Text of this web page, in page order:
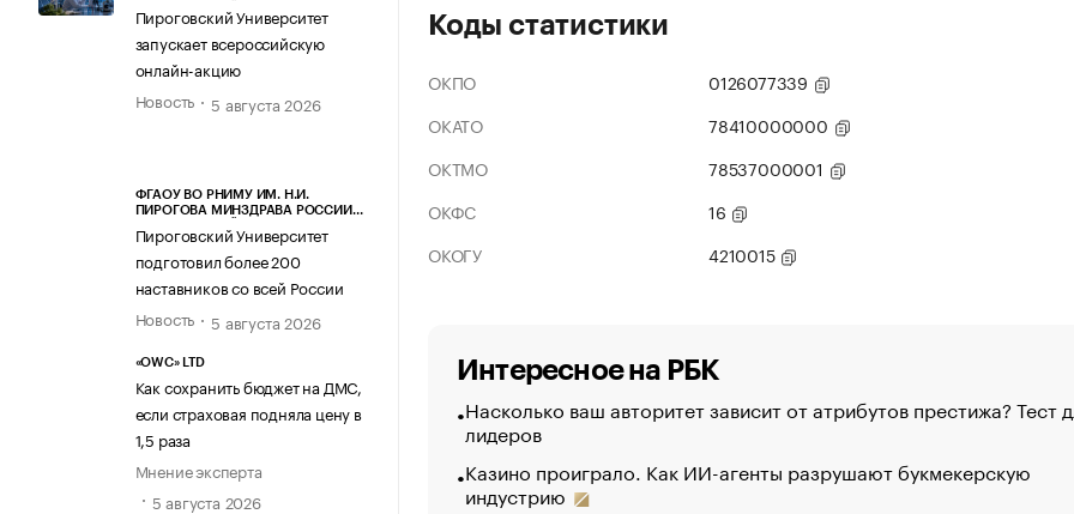
Пироговский Университет
запускает всероссийскую
онлайн-акцию
Новость
5 августа 2026
ФГАОУ ВО РНИМУ ИМ. Н.И.
ПИРОГОВА МИНЗДРАВА РОССИИ
Пироговский Университет
подготовил более 200
наставников со всей России
Новость
5 августа 2026
«OWC» LTD
Как сохранить бюджет на ДМС,
если страховая подняла цену в
1,5 раза
Мнение эксперта
5 августа 2026
Коды статистики
ОКПО
0126077339
ОКАТО
78410000000
ОКТМО
78537000001
ОКФС
16
ОКОГУ
4210015
Интересное на РБК
Насколько ваш авторитет зависит от атрибутов престижа? Тест
лидеров
Казино проиграло. Как ИИ-агенты разрушают букмекерскую
индустрию